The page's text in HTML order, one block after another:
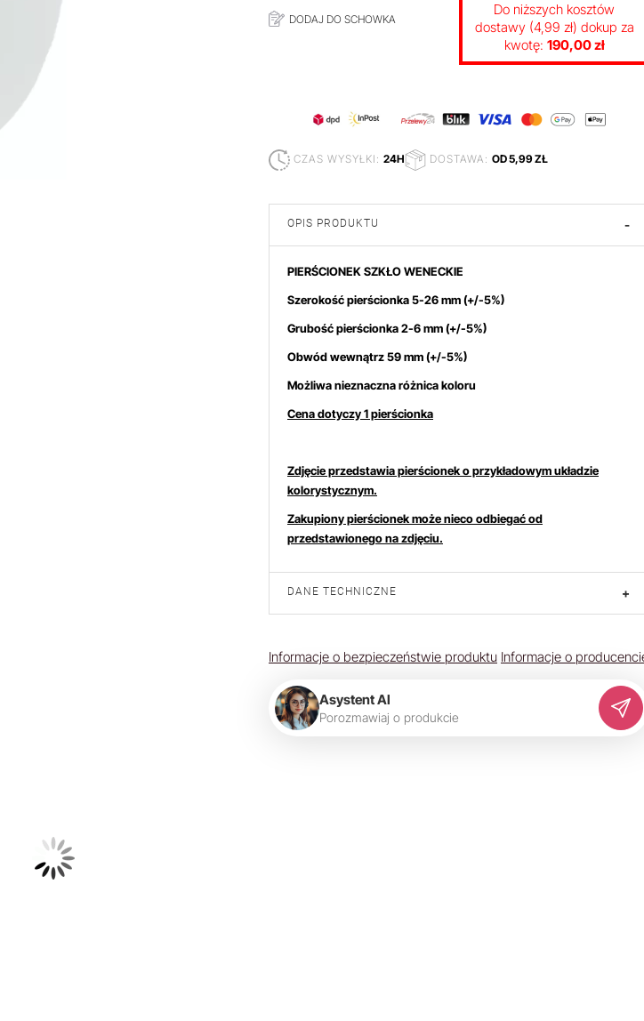
DODAJ DO SCHOWKA
Do niższych kosztów
dostawy (4,99 zł) dokup za
kwotę: 190,00 zł
CZAS WYSYŁKI: 24H DOSTAWA: OD 5,99 ZŁ
OPIS PRODUKTU -
PIERŚCIONEK SZKŁO WENECKIE
Szerokość pierścionka 5-26 mm (+/-5%)
Grubość pierścionka 2-6 mm (+/-5%)
Obwód wewnątrz 59 mm (+/-5%)
Możliwa nieznaczna różnica koloru
Cena dotyczy 1 pierścionka
Zdjęcie przedstawia pierścionek o przykładowym układzie
kolorystycznym.
Zakupiony pierścionek może nieco odbiegać od
przedstawionego na zdjęciu.
DANE TECHNICZNE +
Informacje o bezpieczeństwie produktu Informacje o
Asystent AI
Porozmawiaj o produkcie